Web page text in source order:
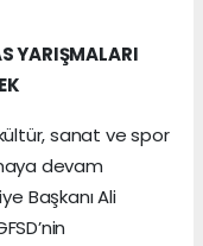
YARIŞMALARI
sanat ve spor
devam
Başkanı Ali